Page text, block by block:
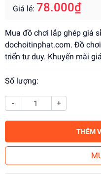
Giá lẻ: 78.000₫
Mua đồ chơi lắp ghép giá
dochoitinphat.com. Đồ
triển tư duy. Khuyến mãi
Số lượng:
- +
THÊM